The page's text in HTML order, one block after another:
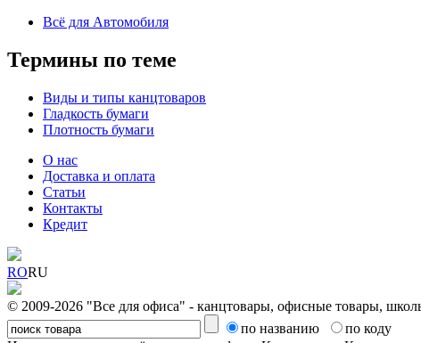
Всё для Автомобиля
Термины по теме
Виды и типы канцтоваров
Гладкость бумаги
Плотность бумаги
О нас
Доставка и оплата
Статьи
Контакты
Кредит
RORU
© 2009-2026 "Все для офиса" - канцтовары, офисные товары,
по названию
по коду